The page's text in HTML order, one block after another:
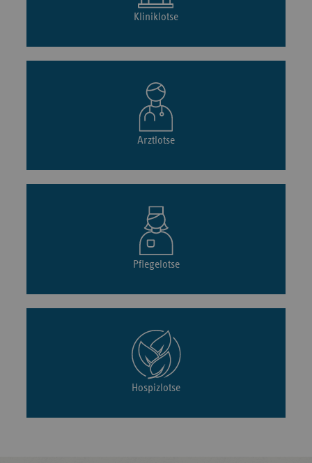
Kliniklotse
Arztlotse
Pflegelotse
Hospizlotse